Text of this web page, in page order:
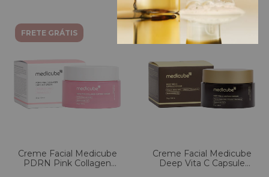
FRETE GRÁTIS
Creme Facial Medicube
PDRN Pink Collagen
FRETE GRÁTIS
Creme Facial Medicube
Deep Vita C Capsule